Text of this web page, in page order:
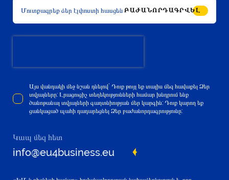
ԲԱԺԱՆՈՐԴԱԳՐՎԵԼ
Այս վանդակի մեջ նշան դնելով` Դուք թույլ եք տալիս մեզ հավաքել Ձեր
տվյալները: Լրացուցիչ տեղեկությունների համար խնդրում ենք
ծանոթանալ տվյալների գաղտնիության մեր կարգին: Դուք կարող եք
ցանկացած պահի դադարեցնել Ձեր բաժանորդագրությունը:
Կապ մեզ հետ
info@eu4business.eu